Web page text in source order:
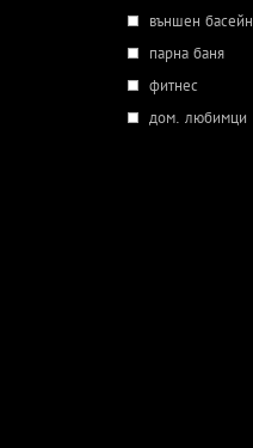
външен басейн
парна баня
фитнес
дом. любимци